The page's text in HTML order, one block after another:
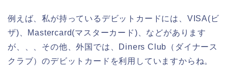
例えば、私が持っているデビットカードには、VISA(ビ
ザ)、Mastercard(マスターカード)、などがあります
が、、、その他、外国では、Diners Club（ダイナース
クラブ）のデビットカードを利用していますからね。